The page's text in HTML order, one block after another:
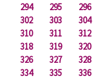
294
295 296
302
303 304
310
311 312
318
319 320
326
327 328
334
335 336